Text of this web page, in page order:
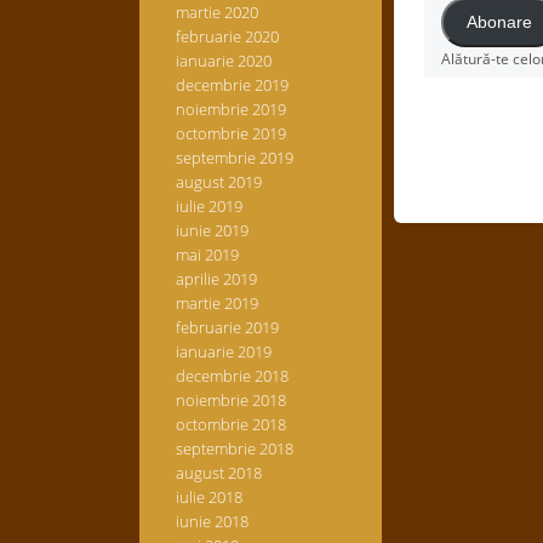
martie 2020
februarie 2020
ianuarie 2020
decembrie 2019
noiembrie 2019
octombrie 2019
septembrie 2019
august 2019
iulie 2019
iunie 2019
mai 2019
aprilie 2019
martie 2019
februarie 2019
ianuarie 2019
decembrie 2018
noiembrie 2018
octombrie 2018
septembrie 2018
august 2018
iulie 2018
iunie 2018
Abonare
Alătură-te